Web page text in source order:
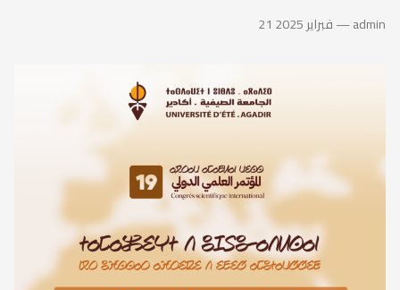
21 فبراير 2025 — admin